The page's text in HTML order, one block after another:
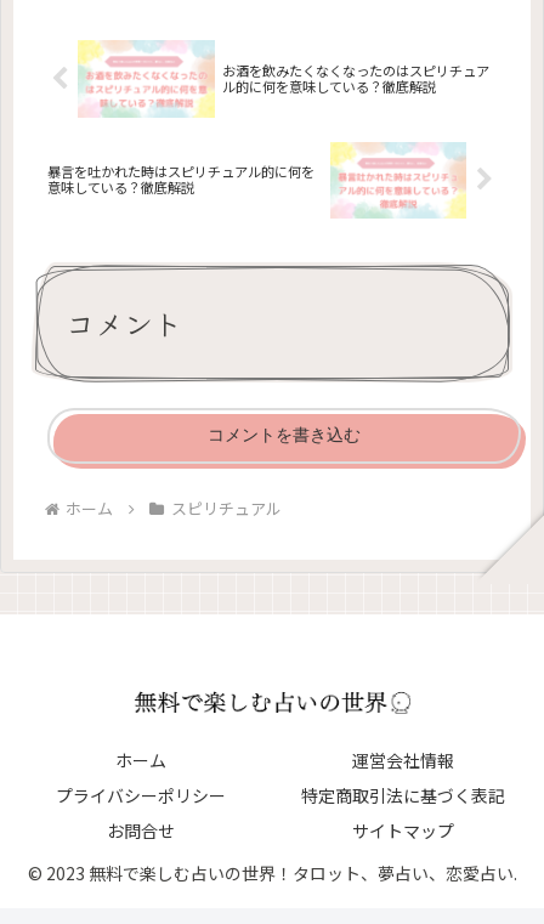
お酒を飲みたくなくなったのはスピリチュア
ル的に何を意味している？徹底解説
暴言を吐かれた時はスピリチュアル的に何を
意味している？徹底解説
コメント
コメントを書き込む
ホーム スピリチュアル
ホーム
運営会社情報
プライバシーポリシー
特定商取引法に基づく表記
お問合せ
サイトマップ
© 2023 無料で楽しむ占いの世界！タロット、夢占い、恋愛占い.